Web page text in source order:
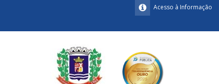
Acesso à Informação